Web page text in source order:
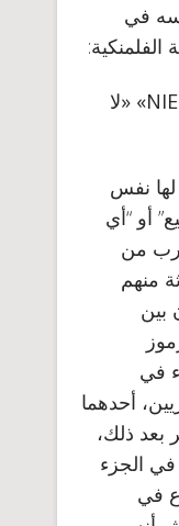
في
»
«لا
نفس
أو “أي
من
منهم
بين
في
أحدهما
بعد ذلك،
في الجزء
في